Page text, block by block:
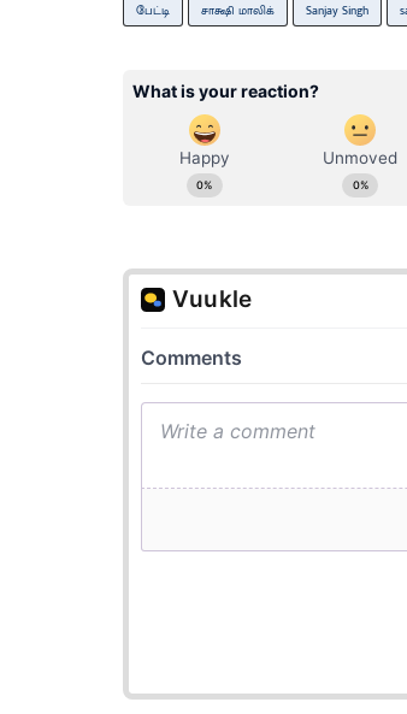
பேட்டி சாக்ஷி மாலிக் Sanjay Singh